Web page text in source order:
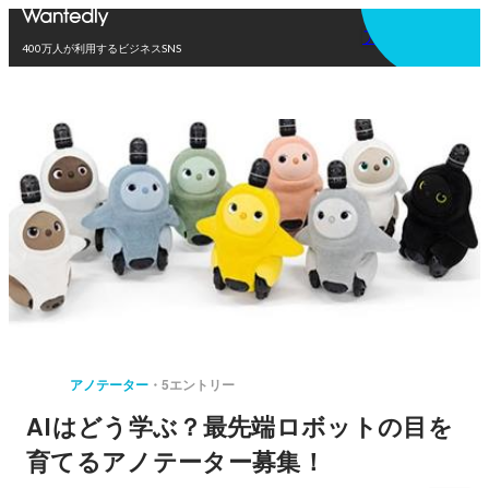
400万人が利用するビジネスSNS
アプリを使う
アノテーター 5エントリー
AIはどう学ぶ？最先端ロボットの目を
育てるアノテーター募集！